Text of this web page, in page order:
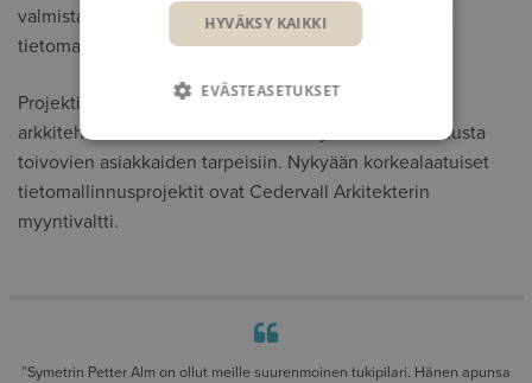
valmistautuminen varmisti sujuvan siirtymisen 2D:stä
tietomallinnukseen.
Projekti alkoi tukholmalaisen Cedervall Arkitekter -
arkkitehtitoimiston halusta vastata myös tietomallinnusta
toivovien asiakkaiden tarpeisiin. Nykyään korkealaatuiset
tietomallinnusprojektit ovat Cedervall Arkitekterin
myyntivaltti.
”Symetrin Petter Alm on ollut meille suurenmoinen tukipilari. Hänen apunsa
HYVÄKSY KAIKKI
EVÄSTEASETUKSET